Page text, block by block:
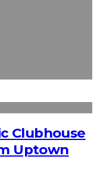
Clubhouse
Uptown